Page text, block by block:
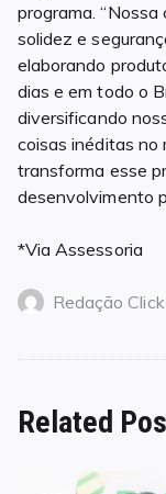
programa.
solidez e
elaborando
dias e em todo o
diversificando
coisas inéditas no
transforma esse
desenvolvimento
*Via Assessoria
Redação
Related